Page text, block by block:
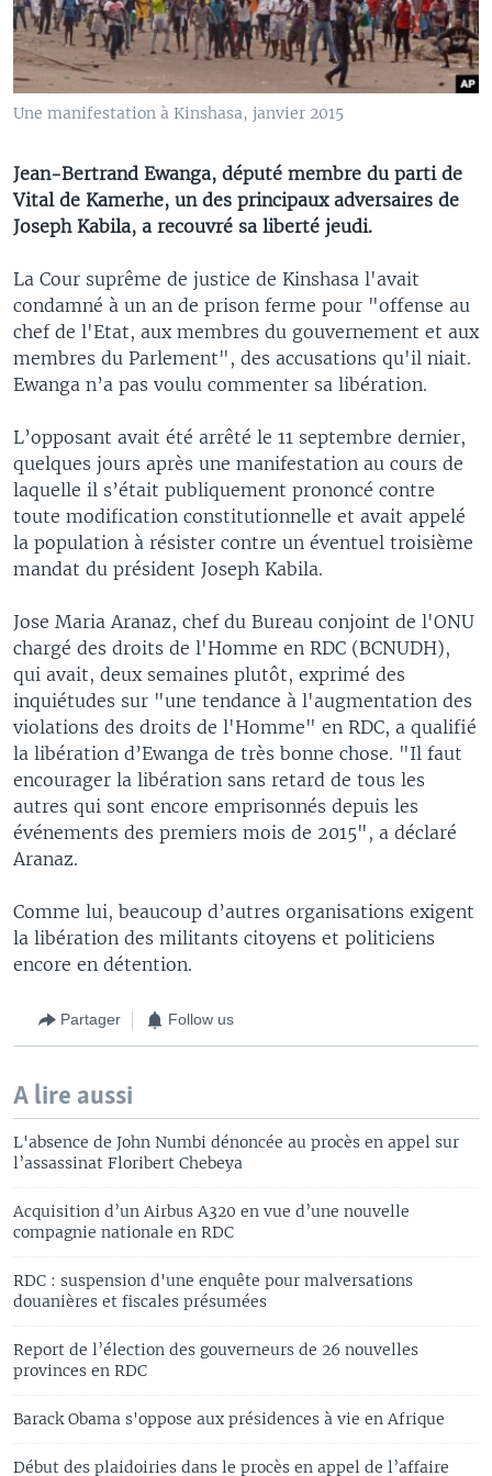
Une manifestation à Kinshasa, janvier 2015
Jean-Bertrand Ewanga, député membre du parti de
Vital de Kamerhe, un des principaux adversaires de
Joseph Kabila, a recouvré sa liberté jeudi.
La Cour suprême de justice de Kinshasa l'avait
condamné à un an de prison ferme pour "offense au
chef de l'Etat, aux membres du gouvernement et aux
membres du Parlement", des accusations qu'il niait.
Ewanga n’a pas voulu commenter sa libération.
L’opposant avait été arrêté le 11 septembre dernier,
quelques jours après une manifestation au cours de
laquelle il s’était publiquement prononcé contre
toute modification constitutionnelle et avait appelé
la population à résister contre un éventuel troisième
mandat du président Joseph Kabila.
Jose Maria Aranaz, chef du Bureau conjoint de l'ONU
chargé des droits de l'Homme en RDC (BCNUDH),
qui avait, deux semaines plutôt, exprimé des
inquiétudes sur "une tendance à l'augmentation des
violations des droits de l'Homme" en RDC, a qualifié
la libération d’Ewanga de très bonne chose. "Il faut
encourager la libération sans retard de tous les
autres qui sont encore emprisonnés depuis les
événements des premiers mois de 2015", a déclaré
Aranaz.
Comme lui, beaucoup d’autres organisations exigent
la libération des militants citoyens et politiciens
encore en détention.
Partager Follow us
A lire aussi
L'absence de John Numbi dénoncée au procès en appel sur
l’assassinat Floribert Chebeya
Acquisition d’un Airbus A320 en vue d’une nouvelle
compagnie nationale en RDC
RDC : suspension d'une enquête pour malversations
douanières et fiscales présumées
Report de l’élection des gouverneurs de 26 nouvelles
provinces en RDC
Barack Obama s'oppose aux présidences à vie en Afrique
Début des plaidoiries dans le procès en appel de l’affaire